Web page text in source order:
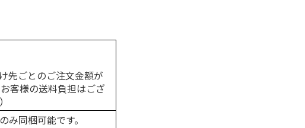
先ごとのご注文金額が
客様の送料負担はござ
み同梱可能です。